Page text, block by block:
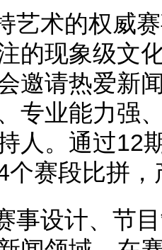
艺术的权威
的现象级文
邀请热爱新
专业能力强
人。通过12
个赛段比拼
事设计、节